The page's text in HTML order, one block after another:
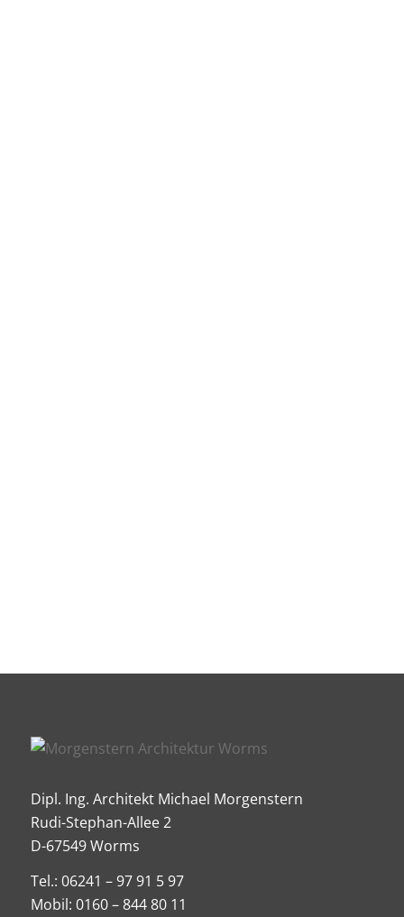
Dipl. Ing. Architekt Michael Morgenstern
Rudi-Stephan-Allee 2
D-67549 Worms
Tel.: 06241 – 97 91 5 97
Mobil: 0160 – 844 80 11